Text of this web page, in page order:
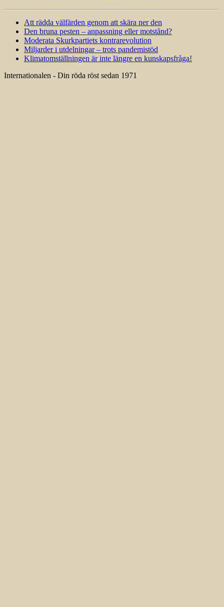
Att rädda välfärden genom att skära ner den
Den bruna pesten – anpassning eller motstånd?
Moderata Skurkpartiets kontrarevolution
Miljarder i utdelningar – trots pandemistöd
Klimatomställningen är inte längre en kunskapsfråga!
Internationalen - Din röda röst sedan 1971